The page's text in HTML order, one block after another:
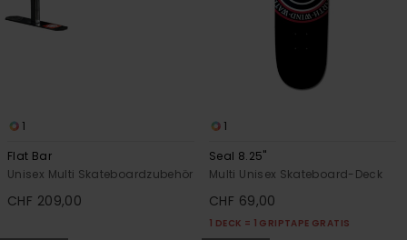
1
Flat Bar
Unisex Multi Skateboardzubehör
CHF 209,00
1
Seal 8.25"
Multi Unisex Skateboard-Deck
CHF 69,00
1 DECK = 1 GRIPTAPE GRATIS